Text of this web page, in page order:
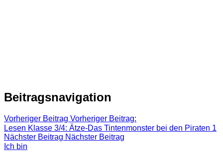
Beitragsnavigation
Vorheriger Beitrag Vorheriger Beitrag:
Lesen Klasse 3/4: Ätze-Das Tintenmonster bei den Piraten 1
Nächster Beitrag Nächster Beitrag
Ich bin